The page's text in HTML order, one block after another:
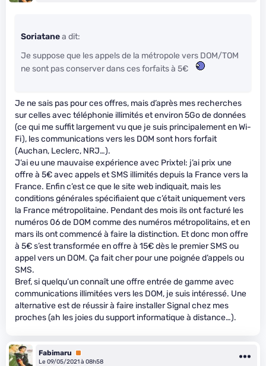
Soriatanea dit:
Je suppose que les appels de la métropole vers DOM/TOM
ne sont pas conserver dans ces forfaits à 5€
Je ne sais pas pour ces offres, mais d’après mes recherches
sur celles avec téléphonie illimités et environ 5Go de données
(ce qui me suffit largement vu que je suis principalement en Wi-
Fi), les communications vers les DOM sont hors forfait
(Auchan, Leclerc, NRJ…).
J’ai eu une mauvaise expérience avec Prixtel: j’ai prix une
offre à 5€ avec appels et SMS illimités depuis la France vers la
France. Enfin c’est ce que le site web indiquait, mais les
conditions générales spécifiaient que c’était uniquement vers
la France métropolitaine. Pendant des mois ils ont facturé les
numéros 06 de DOM comme des numéros métropolitains, et en
mars ils ont commencé à faire la distinction. Et donc mon offre
à 5€ s’est transformée en offre à 15€ dès le premier SMS ou
appel vers un DOM. Ça fait cher pour une poignée d’appels ou
SMS.
Bref, si quelqu’un connaît une offre entrée de gamme avec
communications illimitées vers les DOM, je suis intéressé. Une
alternative est de réussir à faire installer Signal chez mes
proches (ah les joies du support informatique à distance…).
Fabimaru
Premium
Le 09/05/2021 à 08h58